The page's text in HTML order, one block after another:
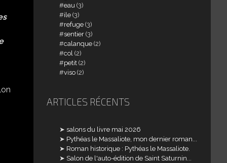
eau (3)
ile (3)
refuge (3)
sentier (3)
calanque (2)
col (2)
petit (2)
viso (2)
ARTICLES RÉCENTS
salons du livre mai 2026
Pythéas le Massaliote, mon dernier roman...
Roman historique : Pythéas le Massaliote.
Salon de l'auto-édition de Saint Saturnin...